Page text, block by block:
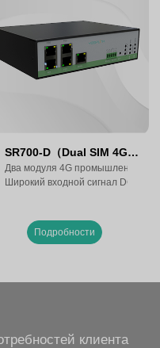
семь режимов
возможностью расширения до
SR700-D（Dual SIM 4G
Router, два встроенных
модуля）
Два модуля 4G промышленного
Широкий входной сигнал DC
Подробности
клиента